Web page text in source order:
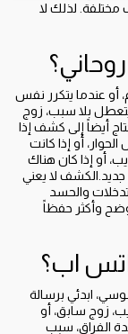
لذلك لا
أو عندما يتكرر نفس
بلا سبب، زوج
أيضاً إلى كشف إذا
أو إذا كانت
أو إذا كان هناك
لا يعني
والحسد
وأكثر حفظاً
اب؟
ابدئي برسالة
زوج سابق، أو
الفراق، سبب